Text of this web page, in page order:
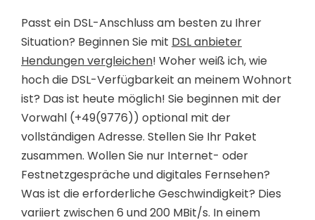
Passt ein DSL-Anschluss am besten zu Ihrer
Situation? Beginnen Sie mit DSL anbieter
Hendungen vergleichen! Woher weiß ich, wie
hoch die DSL-Verfügbarkeit an meinem Wohnort
ist? Das ist heute möglich! Sie beginnen mit der
Vorwahl (+49(9776)) optional mit der
vollständigen Adresse. Stellen Sie Ihr Paket
zusammen. Wollen Sie nur Internet- oder
Festnetzgespräche und digitales Fernsehen?
Was ist die erforderliche Geschwindigkeit? Dies
variiert zwischen 6 und 200 MBit/s. In einem